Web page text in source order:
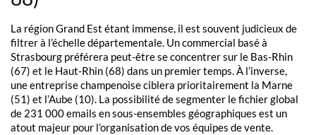
La région Grand Est étant immense, il est souvent judicieux de
filtrer à l’échelle départementale. Un commercial basé à
Strasbourg préférera peut-être se concentrer sur le Bas-Rhin
(67) et le Haut-Rhin (68) dans un premier temps. À l’inverse,
une entreprise champenoise ciblera prioritairement la Marne
(51) et l’Aube (10). La possibilité de segmenter le fichier global
de 231 000 emails en sous-ensembles géographiques est un
atout majeur pour l’organisation de vos équipes de vente.